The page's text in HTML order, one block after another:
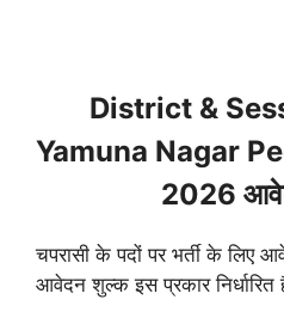
District &
Yamuna Nagar
2026
चपरासी के पदों पर भर्ती के लिए
आवेदन शुल्क इस प्रकार निर्धारित